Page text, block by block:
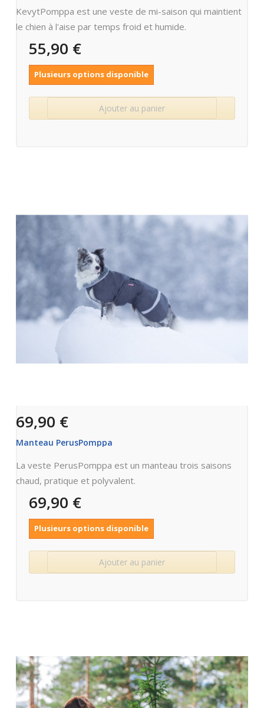
KevytPomppa est une veste de mi-saison qui maintient
le chien à l'aise par temps froid et humide.
55,90 €
Plusieurs options disponible
Ajouter au panier
69,90 €
Manteau PerusPomppa
La veste PerusPomppa est un manteau trois saisons
chaud, pratique et polyvalent.
69,90 €
Plusieurs options disponible
Ajouter au panier